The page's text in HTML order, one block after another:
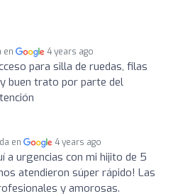
en 4 years ago
para silla de ruedas, filas
buen trato por parte del
en 4 years ago
a urgencias con mi hijito de 5
atendieron súper rápido! Las
y amorosas.